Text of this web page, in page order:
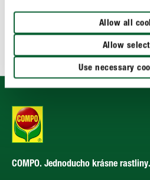
Allow all
Allow
Use necessary
POUŽITIE
COMPO. Jednoducho krásne rastliny.